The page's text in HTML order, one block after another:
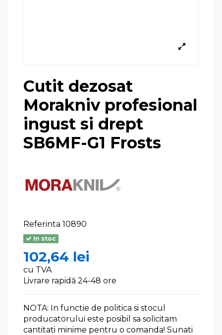
Cutit dezosat
Morakniv profesional
ingust si drept
SB6MF-G1 Frosts
Referinta 10890
In stoc
102,64 lei
cu TVA
Livrare rapidă 24-48 ore
NOTA: In functie de politica si stocul
producatorului este posibil sa solicitam
cantitati minime pentru o comanda! Sunati